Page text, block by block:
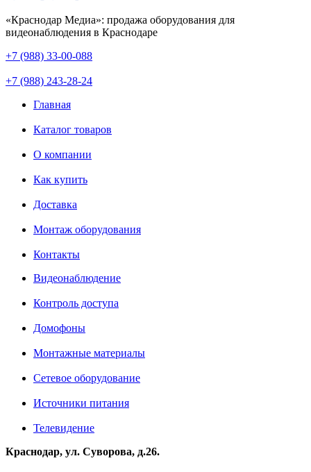
«Краснодар Медиа»: продажа оборудования для
видеонаблюдения в Краснодаре
+7 (988) 33-00-088
+7 (988) 243-28-24
Главная
Каталог товаров
О компании
Как купить
Доставка
Монтаж оборудования
Контакты
Видеонаблюдение
Контроль доступа
Домофоны
Монтажные материалы
Сетевое оборудование
Источники питания
Телевидение
Краснодар, ул. Суворова, д.26.